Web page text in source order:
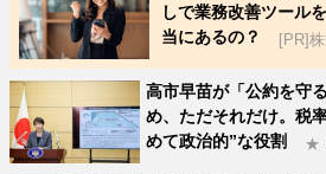
しで業務改善ツール
当にあるの？
[PR]
高市早苗が「公約を守
め、ただそれだけ。税
めて政治的”な役割
★